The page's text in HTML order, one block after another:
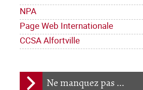
NPA
Page Web Internationale
CCSA Alfortville
Ne manquez pas ...